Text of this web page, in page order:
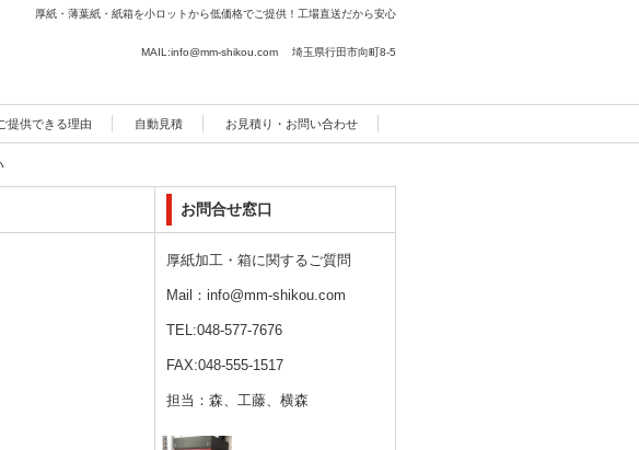
厚紙・薄葉紙・紙箱を小ロットから低価格でご提供！工場直送だから安心
MAIL:info@mm-shikou.com 埼玉県行田市向町8-5
提供できる理由 自動見積 お見積り・お問い合わせ
お問合せ窓口
厚紙加工・箱に関するご質問
Mail：info@mm-shikou.com
TEL:048-577-7676
FAX:048-555-1517
担当：森、工藤、横森